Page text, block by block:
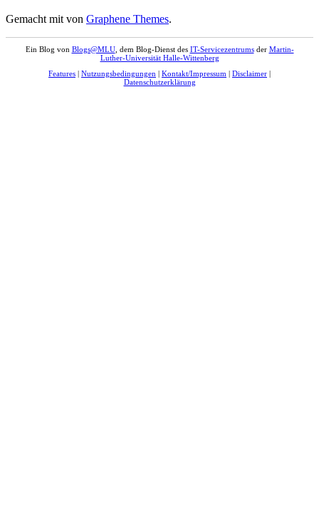
Gemacht mit von Graphene Themes.
Ein Blog von Blogs@MLU, dem Blog-Dienst des IT-Servicezentrumsder Martin-
Luther-Universität Halle-Wittenberg
Features | Nutzungsbedingungen | Kontakt/Impressum | Disclaimer |
Datenschutzerklärung